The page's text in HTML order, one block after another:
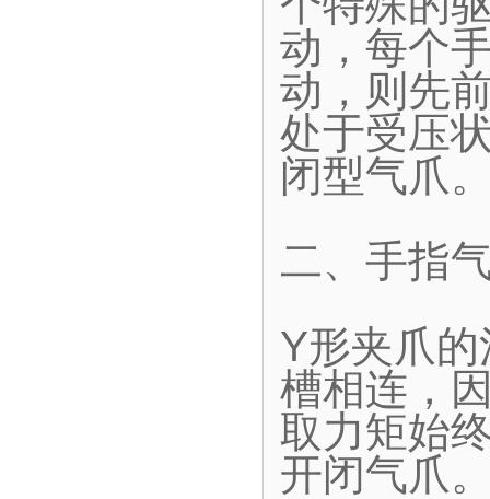
动，每个
动，则先
处于受压
闭型气爪
二、手指
Y形夹爪
槽相连，
取力矩始
开闭气爪